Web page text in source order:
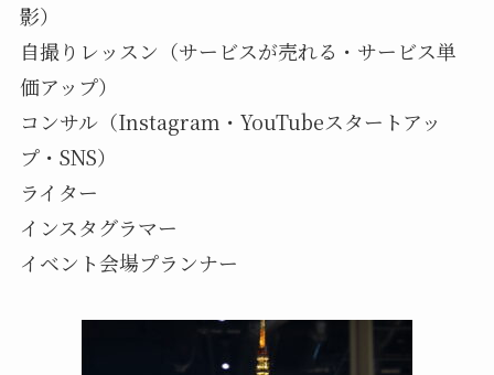
影）
自撮りレッスン（サービスが売れる・サービス単
価アップ）
コンサル（Instagram・YouTubeスタートアッ
プ・SNS）
ライター
インスタグラマー
イベント会場プランナー